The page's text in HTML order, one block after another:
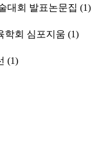
대회 발표논문집 (1)
학회 심포지움 (1)
(1)